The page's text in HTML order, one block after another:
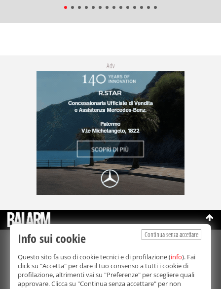
Adv
©Copyright 2003-2026
Bmedia Srl- P.IVA 07064240828
La riproduzione totale o parziale di tutti i contenuti, in qualunque
forma, su qualsiasi supporto è proibita.
Balarm.it è una testata giornalistica registrata. Autorizzazione del
Tribunale di Palermo n° 32 del 21/10/2003
Continua senza accettare
Info sui cookie
Questo sito fa uso di cookie tecnici e di profilazione (info). Fai
click su "Accetta" per dare il tuo consenso a tutti i cookie di
profilazione, altrimenti vai su "Preferenze" per scegliere quali
approvare. Clicca su "Continua senza accettare" per non